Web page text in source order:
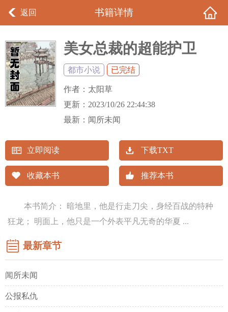
返回 书籍详情
美女总裁的超能护卫
都市小说 已完结
作者： 太阳草
更新： 2023/10/26 22:44:38
最新： 闻所未闻
立即阅读 下载TXT
收藏本书 推荐本书
本书简介： 暗地里，他是行走刀尖，身经百战的特种
狂龙； 明面上，他只是一个外表平凡无奇的华夏 ...
最新章节
闻所未闻
公报私仇